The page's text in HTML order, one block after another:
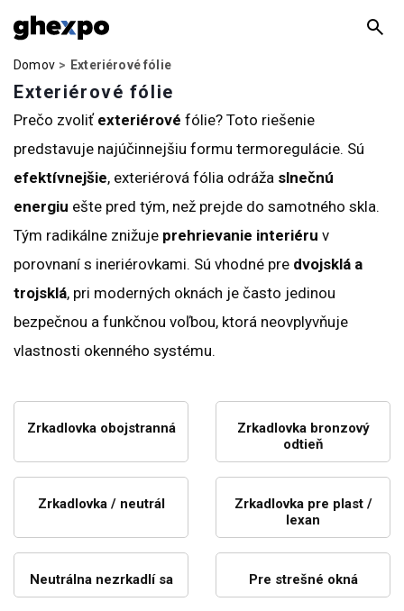
Domov Exteriérové fólie
Exteriérové fólie
Prečo zvoliť exteriérové fólie? Toto riešenie
predstavuje najúčinnejšiu formu termoregulácie. Sú
efektívnejšie, exteriérová fólia odráža slnečnú
energiu ešte pred tým, než prejde do samotného skla.
Tým radikálne znižuje prehrievanie interiéru v
porovnaní s ineriérovkami. Sú vhodné pre dvojsklá a
trojsklá, pri moderných oknách je často jedinou
bezpečnou a funkčnou voľbou, ktorá neovplyvňuje
vlastnosti okenného systému.
Zrkadlovka obojstranná
Zrkadlovka bronzový
odtieň
Zrkadlovka / neutrál
Zrkadlovka pre plast /
lexan
Neutrálna nezrkadlí sa Pre strešné okná